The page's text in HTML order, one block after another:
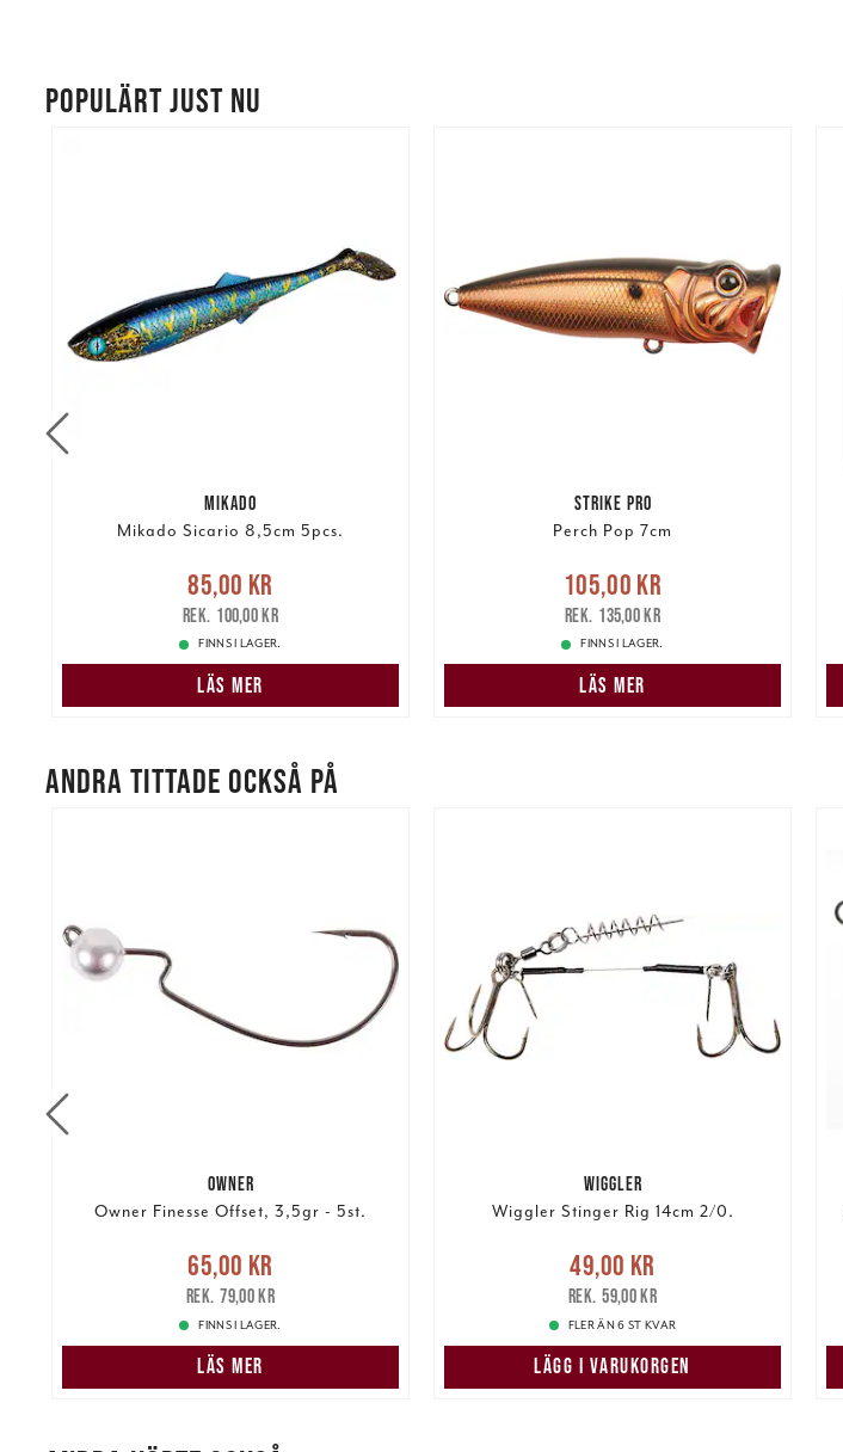
POPULÄRT JUST NU
MIKADO
Mikado Sicario 8,5cm 5pcs.
Nuvarande pris :85,00 kr
pris: 100,00 kr
85,00 kr
100,00 kr
FINNS I LAGER.
LÄS MER
STRIKE PRO
Perch Pop 7cm
Nuvarande pris
Tidigare pris
105,00 kr
135,00 kr
FINNS I LAGER.
LÄS MER
ANDRA TITTADE OCKSÅ PÅ
OWNER
Owner Finesse Offset, 3,5gr - 5st.
Nuvarande pris:65,00 kr
pris:79,00 kr
65,00 kr
79,00 kr
FINNS I LAGER.
LÄS MER
WIGGLER
Wiggler Stinger Rig 14cm 2/0.
Nuvarande pris:49,00 kr
pris:59,00 kr
49,00 kr
59,00 kr
FLER ÄN 6 ST KVAR
LÄGG I VARUKORGEN